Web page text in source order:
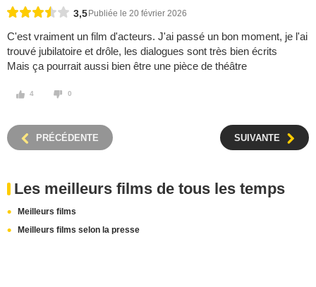
3,5 Publiée le 20 février 2026
C'est vraiment un film d'acteurs. J'ai passé un bon moment, je l'ai
trouvé jubilatoire et drôle, les dialogues sont très bien écrits
Mais ça pourrait aussi bien être une pièce de théâtre
4 0
PRÉCÉDENTE SUIVANTE
Les meilleurs films de tous les temps
Meilleurs films
Meilleurs films selon la presse